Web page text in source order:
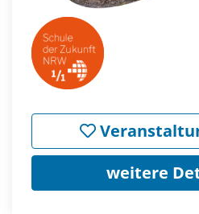
weitere